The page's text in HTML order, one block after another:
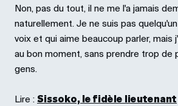
Non, pas du tout, il ne me l'a jamais
naturellement. Je ne suis pas
voix et qui aime beaucoup parler, mais
au bon moment, sans prendre trop de
gens.
Lire : Sissoko, le fidèle lieutenant